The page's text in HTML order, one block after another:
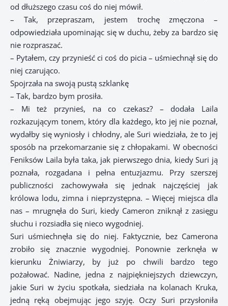
od dłuższego czasu coś do niej mówił.
– Tak, przepraszam, jestem trochę zmęczona –
odpowiedziała upominając się w duchu, żeby za bardzo się
nie rozpraszać.
– Pytałem, czy przynieść ci coś do picia – uśmiechnął się do
niej czarująco.
Spojrzała na swoją pustą szklankę
– Tak, bardzo bym prosiła.
– Mi też przynieś, na co czekasz? – dodała Laila
rozkazującym tonem, który dla każdego, kto jej nie poznał,
wydałby się wyniosły i chłodny, ale Suri wiedziała, że to jej
sposób na przekomarzanie się z chłopakami. W obecności
Feniksów Laila była taka, jak pierwszego dnia, kiedy Suri ją
poznała, rozgadana i pełna entuzjazmu. Przy szerszej
publiczności zachowywała się jednak najczęściej jak
królowa lodu, zimna i nieprzystępna. – Więcej miejsca dla
nas – mrugnęła do Suri, kiedy Cameron zniknął z zasięgu
słuchu i rozsiadła się nieco wygodniej.
Suri uśmiechnęła się do niej. Faktycznie, bez Camerona
zrobiło się znacznie wygodniej. Ponownie zerknęła w
kierunku Żniwiarzy, by już po chwili bardzo tego
pożałować. Nadine, jedna z najpiękniejszych dziewczyn,
jakie Suri w życiu spotkała, siedziała na kolanach Kruka,
jedną ręką obejmując jego szyję. Oczy Suri przysłoniła